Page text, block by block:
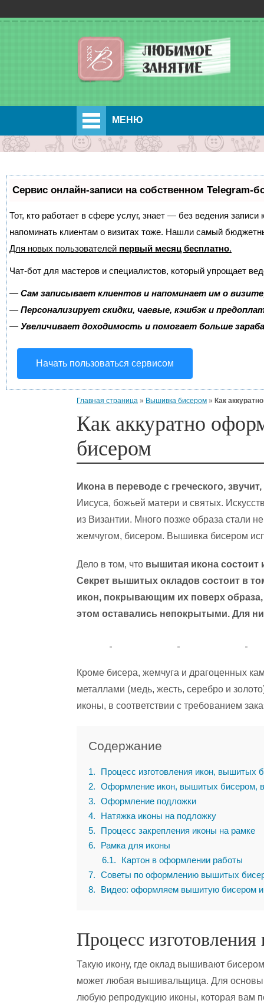
МЕНЮ
Сервис онлайн-записи на собственном Telegram-
Тот, кто работает в сфере услуг, знает — без ведения
напоминать клиентам о визитах тоже. Нашли самый
Для новых пользователей первый месяц бесплатно.
Чат-бот для мастеров и специалистов, который упрощает
— Сам записывает клиентов и напоминает им о
— Персонализирует скидки, чаевые, кэшбэк и
— Увеличивает доходимость и помогает больше
Начать пользоваться сервисом
Главная страница » Вышивка бисером » Как
Как аккуратно
бисером
Икона в переводе с греческого, звучит,
Иисуса, божьей матери и святых.
из Византии. Много позже образа стали
жемчугом, бисером. Вышивка бисером
Дело в том, что вышитая икона состоит
Секрет вышитых окладов состоит в
икон, покрывающим их поверх
этом оставались непокрытыми. Для
Кроме бисера, жемчуга и драгоценных
металлами (медь, жесть, серебро и
иконы, в соответствии с требованием
Содержание
1
Процесс изготовления икон, вышитых
2
Оформление икон, вышитых бисером,
3
Оформление подложки
4
Натяжка иконы на подложку
5
Процесс закрепления иконы на рамке
6
Рамка для иконы
6.1
Картон в оформлении работы
7
Советы по оформлению вышитых
8
Видео: оформляем вышитую бисером
Процесс
Такую икону, где оклад вышивают
может любая вышивальщица. Для основы
любую репродукцию иконы, которая вам